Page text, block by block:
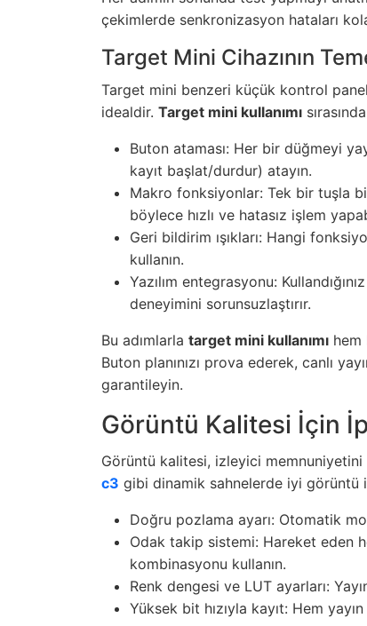
çekimlerde senkronizasyon hataları
Target Mini Cihazının
Target mini benzeri küçük kontrol
idealdir. Target mini kullanımı
Buton ataması: Her bir düğmeyi
kayıt başlat/durdur) atayın.
Makro fonksiyonlar: Tek bir tuşla
böylece hızlı ve hatasız işlem
Geri bildirim ışıkları: Hangi
kullanın.
Yazılım entegrasyonu:
deneyimini sorunsuzlaştırır.
Bu adımlarla target mini kullanımı hem
Buton planınızı prova ederek, canlı
garantileyin.
Görüntü Kalitesi İçin
Görüntü kalitesi, izleyici memnuniyetini
c3 gibi dinamik sahnelerde iyi görüntü
Doğru pozlama ayarı: Otomatik
Odak takip sistemi: Hareket eden
kombinasyonu kullanın.
Renk dengesi ve LUT ayarları:
Yüksek bit hızıyla kayıt: Hem